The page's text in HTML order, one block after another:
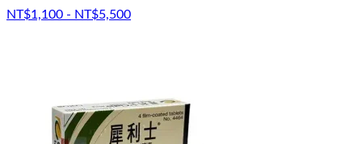
NT$1,100 - NT$5,500